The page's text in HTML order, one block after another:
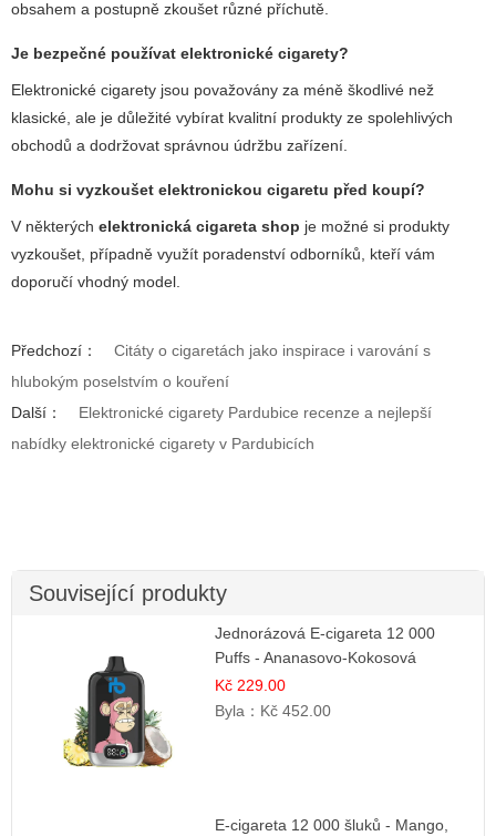
obsahem a postupně zkoušet různé příchutě.
Je bezpečné používat elektronické cigarety?
Elektronické cigarety jsou považovány za méně škodlivé než
klasické, ale je důležité vybírat kvalitní produkty ze spolehlivých
obchodů a dodržovat správnou údržbu zařízení.
Mohu si vyzkoušet elektronickou cigaretu před koupí?
V některých elektronická cigareta shop je možné si produkty
vyzkoušet, případně využít poradenství odborníků, kteří vám
doporučí vhodný model.
Předchozí：
Citáty o cigaretách jako inspirace i varování s
hlubokým poselstvím o kouření
Další：
Elektronické cigarety Pardubice recenze a nejlepší
nabídky elektronické cigarety v Pardubicích
Související produkty
Jednorázová E-cigareta 12 000
Puffs - Ananasovo-Kokosová
Zmrzlina | Tropický dezert
Kč 229.00
Byla： Kč 452.00
E-cigareta 12 000 šluků - Mango,